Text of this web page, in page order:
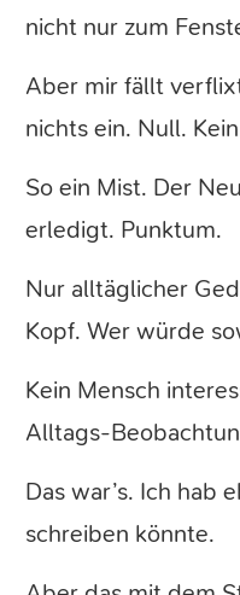
nicht nur zum
Aber mir fällt
nichts ein. Null.
So ein Mist. Der
erledigt. Punktum.
Nur alltäglicher
Kopf. Wer würde
Kein Mensch
Alltags-
Das war’s. Ich hab
schreiben könnte.